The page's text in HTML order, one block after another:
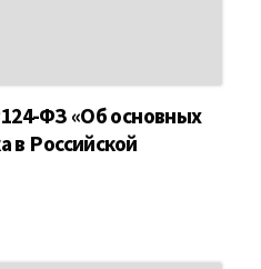
ФЗ «Об основных
в Российской